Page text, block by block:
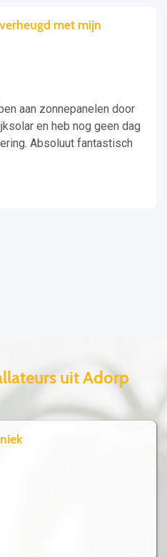
met mijn
aan zonnepanelen door
en heb nog geen dag
Absoluut fantastisch
uit Adorp